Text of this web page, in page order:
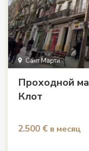
Сант Марти
Проходной
Клот
2.500 € в месяц